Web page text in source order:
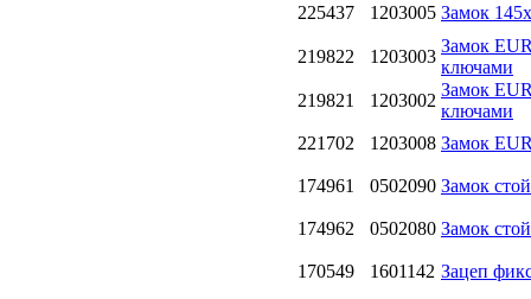
225437 1203005 Замок
219822 1203003
Замок
ключами
219821
1203002
Замок
ключами
221702
1203008 Замок
174961 0502090 Замок
174962 0502080 Замок
170549 1601142 Зацеп